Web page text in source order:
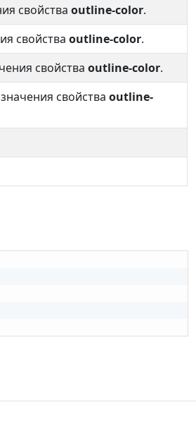
свойства outline-color.
свойства outline-color.
свойства outline-color.
свойства outline-